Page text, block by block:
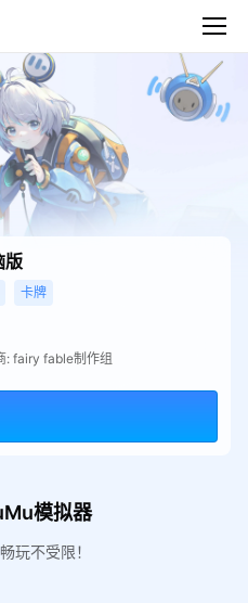
版
卡牌
: fairy fable制作组
模拟器
玩不受限！